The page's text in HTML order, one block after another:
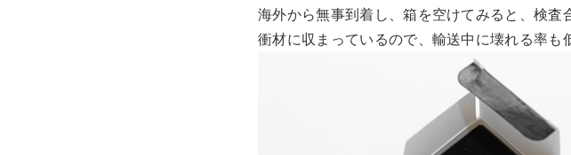
海外から無事到着し、箱を空けてみると、検
衝材に収まっているので、輸送中に壊れる率も